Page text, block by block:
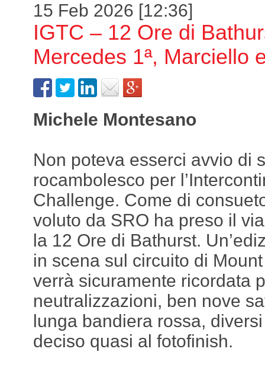
15 Feb 2026 [12:36]
IGTC – 12 Ore di
Mercedes 1ª, Marciello
Michele Montesano
Non poteva esserci avvio di
rocambolesco per
Challenge. Come di
voluto da SRO ha preso il
la 12 Ore di Bathurst.
in scena sul circuito di
verrà sicuramente ricordata
neutralizzazioni, ben nove
lunga bandiera rossa,
deciso quasi al fotofinish.